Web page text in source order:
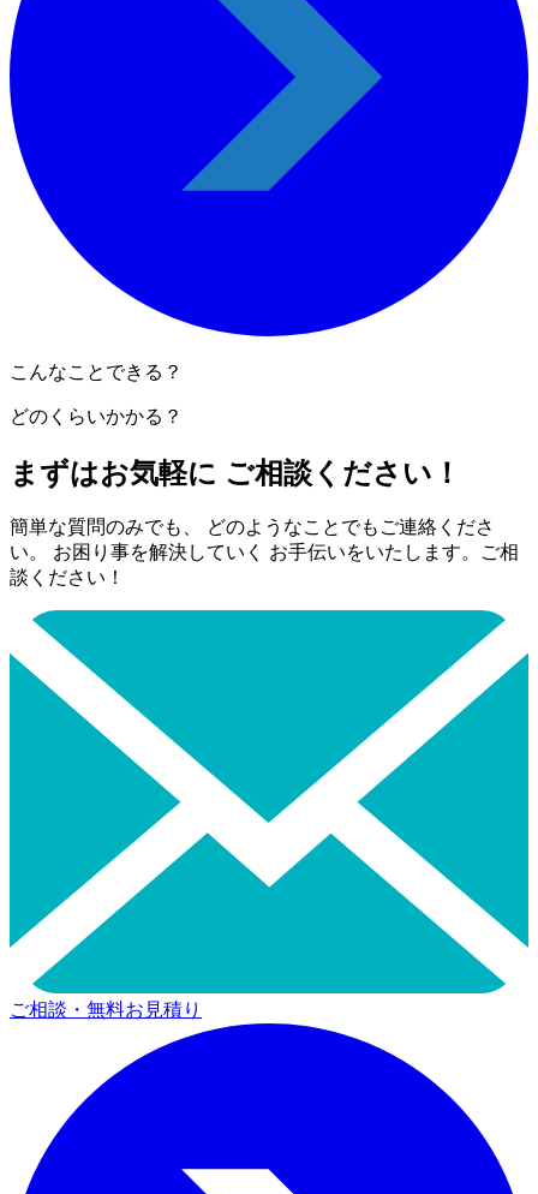
こんなことできる？
どのくらいかかる？
まずはお気軽に ご相談ください！
簡単な質問のみでも、 どのようなことでもご連絡くださ
い。 お困り事を解決していく お手伝いをいたします。ご相
談ください！
ご相談・無料お見積り